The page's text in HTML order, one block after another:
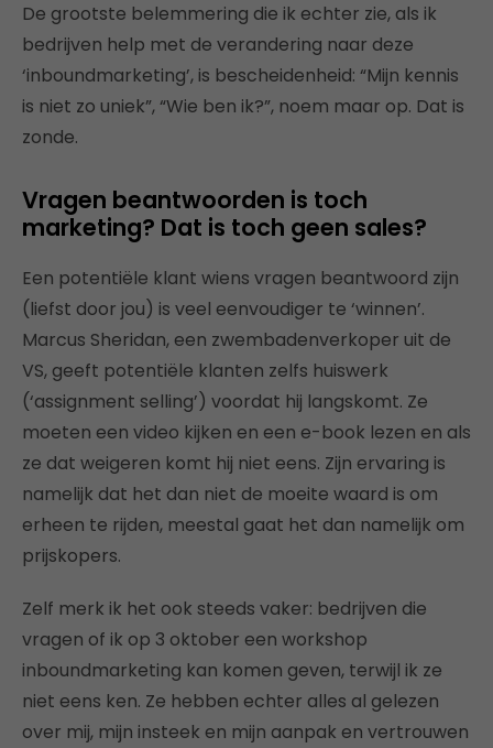
De grootste belemmering die ik echter zie, als ik
bedrijven help met de verandering naar deze
‘inboundmarketing’, is bescheidenheid: “Mijn kennis
is niet zo uniek”, “Wie ben ik?”, noem maar op. Dat is
zonde.
Vragen beantwoorden is toch
marketing? Dat is toch geen sales?
Een potentiële klant wiens vragen beantwoord zijn
(liefst door jou) is veel eenvoudiger te ‘winnen’.
Marcus Sheridan, een zwembadenverkoper uit de
VS, geeft potentiële klanten zelfs huiswerk
(‘assignment selling’) voordat hij langskomt. Ze
moeten een video kijken en een e-book lezen en als
ze dat weigeren komt hij niet eens. Zijn ervaring is
namelijk dat het dan niet de moeite waard is om
erheen te rijden, meestal gaat het dan namelijk om
prijskopers.
Zelf merk ik het ook steeds vaker: bedrijven die
vragen of ik op 3 oktober een workshop
inboundmarketing kan komen geven, terwijl ik ze
niet eens ken. Ze hebben echter alles al gelezen
over mij, mijn insteek en mijn aanpak en vertrouwen